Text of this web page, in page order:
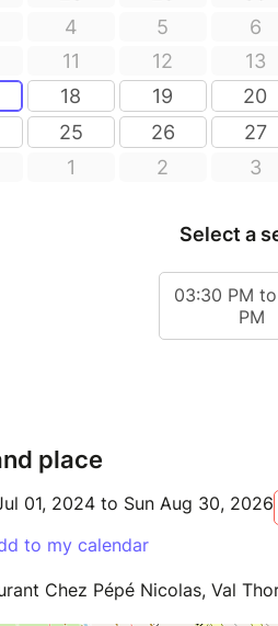
place
01, 2024 to Sun Aug 30, 2026
to my calendar
Chez Pépé Nicolas, Val